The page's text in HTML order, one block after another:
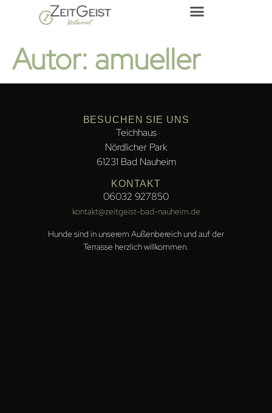
Autor: amueller
BESUCHEN SIE UNS
Teichhaus
Nördlicher Park
61231 Bad Nauheim
KONTAKT
06032 927850
kontakt@zeitgeist-bad-nauheim.de
Hunde sind in unserem Außenbereich und auf der
Terrasse herzlich willkommen.